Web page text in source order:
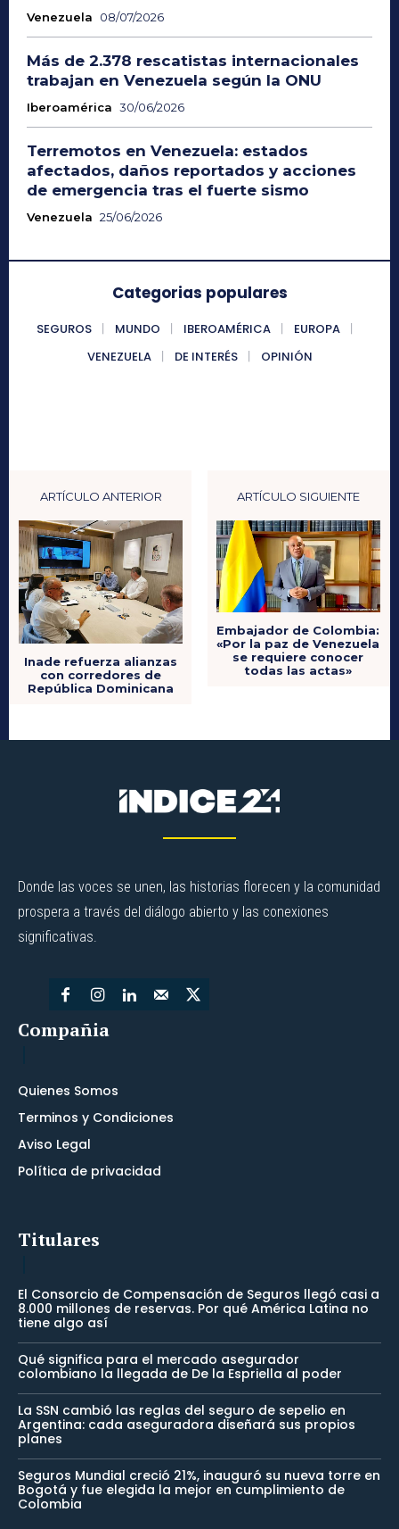
Venezuela 08/07/2026
Más de 2.378 rescatistas internacionales
trabajan en Venezuela según la ONU
Iberoamérica 30/06/2026
Terremotos en Venezuela: estados
afectados, daños reportados y acciones
de emergencia tras el fuerte sismo
Venezuela 25/06/2026
Categorias populares
SEGUROS MUNDO IBEROAMÉRICA
EUROPA
VENEZUELA
DE INTERÉS OPINIÓN
ARTÍCULO ANTERIOR
Inade refuerza alianzas
con corredores de
República Dominicana
ARTÍCULO SIGUIENTE
Embajador de Colombia:
«Por la paz de Venezuela
se requiere conocer
todas las actas»
Donde las voces se unen, las historias florecen y la comunidad
prospera a través del diálogo abierto y las conexiones
significativas.
Compañia
Quienes Somos
Terminos y Condiciones
Aviso Legal
Política de privacidad
Titulares
El Consorcio de Compensación de Seguros llegó casi a
8.000 millones de reservas. Por qué América Latina no
tiene algo así
Qué significa para el mercado asegurador
colombiano la llegada de De la Espriella al poder
La SSN cambió las reglas del seguro de sepelio en
Argentina: cada aseguradora diseñará sus propios
planes
Seguros Mundial creció 21%, inauguró su nueva torre en
Bogotá y fue elegida la mejor en cumplimiento de
Colombia